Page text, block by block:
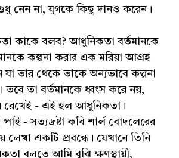
নেন না, যুগকে কিছু দানও করেন।
কাকে বলব? আধুনিকতা বর্তমানকে
কল্পনা করার এক মরিয়া আগ্রহ
যা তার থেকে তাকে অন্যভাবে কল্পনা
তবে তা বর্তমানকে ধ্বংস করে নয়,
রেখেই - এই হল আধুনিকতা।
- সত্যদ্রষ্টা কবি শার্ল বোদলেরের
লেখা একটি প্রবন্ধে। যেখানে তিনি
বলতে আমি বুঝি ক্ষণস্থায়ী,